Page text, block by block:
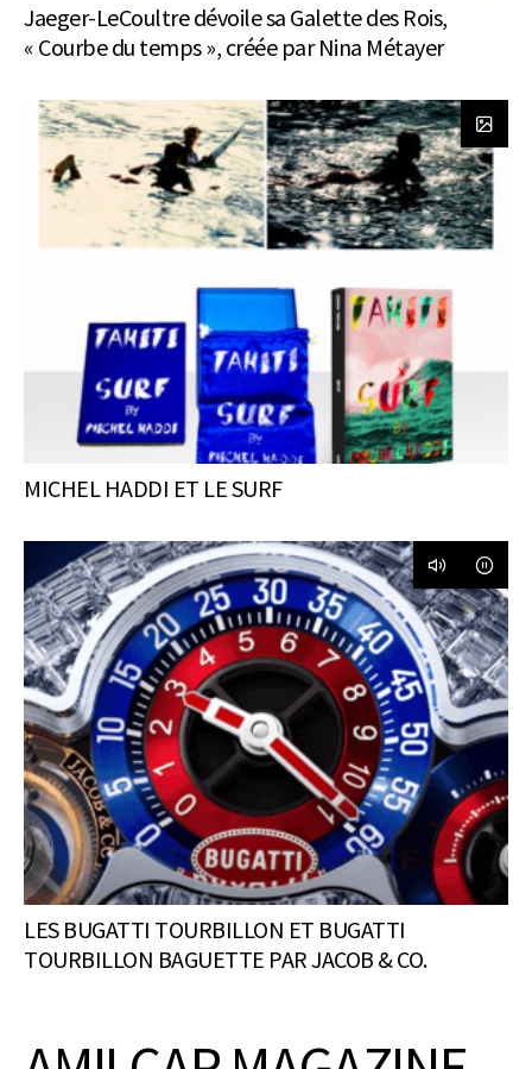
Jaeger-LeCoultre dévoile sa Galette des Rois,
« Courbe du temps », créée par Nina Métayer
MICHEL HADDI ET LE SURF
LES BUGATTI TOURBILLON ET BUGATTI
TOURBILLON BAGUETTE PAR JACOB & CO.